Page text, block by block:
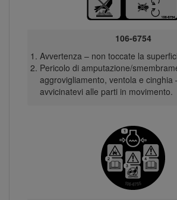
106-6754
Avvertenza – non toccate la
Pericolo di amputazione/
aggrovigliamento, ventola e cinghia
avvicinatevi alle parti in movimento.